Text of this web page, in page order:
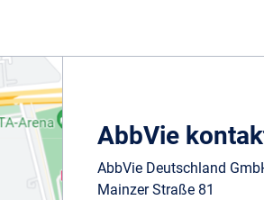
AbbVie
AbbVie Deutschland
Mainzer Straße 81